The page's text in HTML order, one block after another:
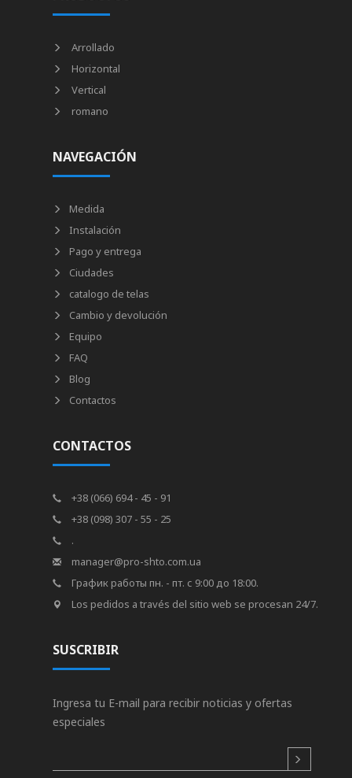
Arrollado
Horizontal
Vertical
romano
NAVEGACIÓN
Medida
Instalación
Pago y entrega
Ciudades
catalogo de telas
Cambio y devolución
Equipo
FAQ
Blog
Contactos
CONTACTOS
+38 (066) 694 - 45 - 91
+38 (098) 307 - 55 - 25
.
manager@pro-shto.com.ua
График работы пн. - пт. с 9:00 до 18:00.
Los pedidos a través del sitio web se procesan 24/7.
SUSCRIBIR
Ingresa tu E-mail para recibir noticias y ofertas
especiales